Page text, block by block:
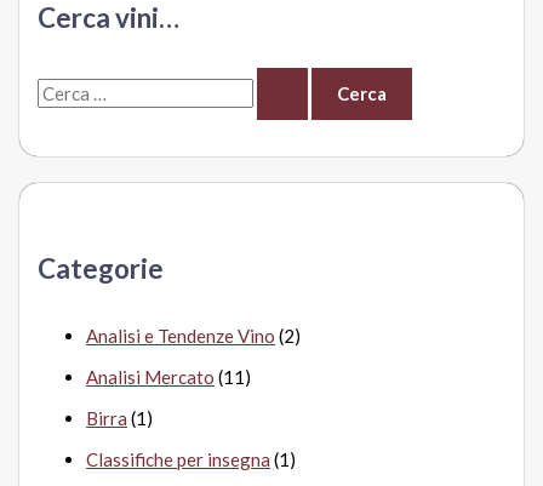
Cerca vini…
C
r
:Categorie
Analisi e Tendenze Vino (2)
Analisi Mercato (11)
Birra (1)
Classifiche per insegna (1)